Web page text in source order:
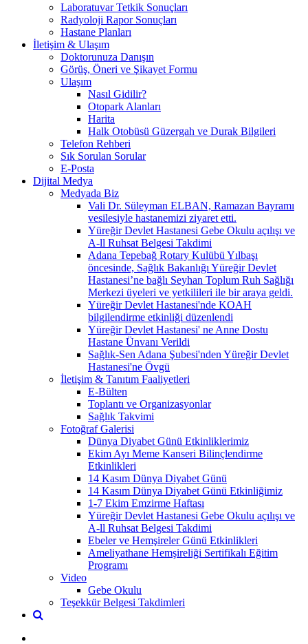
Laboratuvar Tetkik Sonuçları
Radyoloji Rapor Sonuçları
Hastane Planları
İletişim & Ulaşım
Doktorunuza Danışın
Görüş, Öneri ve Şikayet Formu
Ulaşım
Nasıl Gidilir?
Otopark Alanları
Harita
Halk Otobüsü Güzergah ve Durak Bilgileri
Telefon Rehberi
Sık Sorulan Sorular
E-Posta
Dijital Medya
Medyada Biz
Vali Dr. Süleyman ELBAN, Ramazan Bayramı
vesilesiyle hastanemizi ziyaret etti.
Yüreğir Devlet Hastanesi Gebe Okulu açılışı ve
A-ll Ruhsat Belgesi Takdimi
Adana Tepebağ Rotary Kulübü Yılbaşı
öncesinde, Sağlık Bakanlığı Yüreğir Devlet
Hastanesi’ne bağlı Seyhan Toplum Ruh Sağlığı
Merkezi üyeleri ve yetkilileri ile bir araya geldi.
Yüreğir Devlet Hastanesi'nde KOAH
bilgilendirme etkinliği düzenlendi
Yüreğir Devlet Hastanesi' ne Anne Dostu
Hastane Ünvanı Verildi
Sağlık-Sen Adana Şubesi'nden Yüreğir Devlet
Hastanesi'ne Övgü
İletişim & Tanıtım Faaliyetleri
E-Bülten
Toplantı ve Organizasyonlar
Sağlık Takvimi
Fotoğraf Galerisi
Dünya Diyabet Günü Etkinliklerimiz
Ekim Ayı Meme Kanseri Bilinçlendirme
Etkinlikleri
14 Kasım Dünya Diyabet Günü
14 Kasım Dünya Diyabet Günü Etkinliğimiz
1-7 Ekim Emzirme Haftası
Yüreğir Devlet Hastanesi Gebe Okulu açılışı ve
A-ll Ruhsat Belgesi Takdimi
Ebeler ve Hemşireler Günü Etkinlikleri
Ameliyathane Hemşireliği Sertifikalı Eğitim
Programı
Video
Gebe Okulu
Teşekkür Belgesi Takdimleri